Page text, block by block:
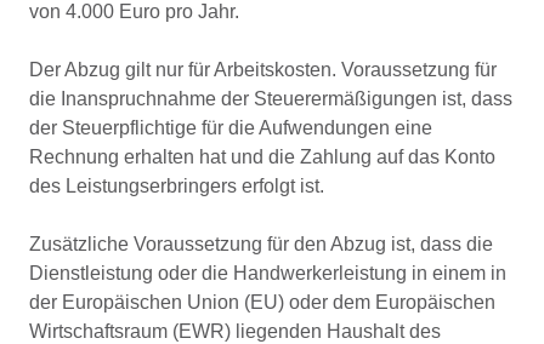
von 4.000 Euro pro Jahr.
Der Abzug gilt nur für Arbeitskosten. Voraussetzung für
die Inanspruchnahme der Steuerermäßigungen ist, dass
der Steuerpflichtige für die Aufwendungen eine
Rechnung erhalten hat und die Zahlung auf das Konto
des Leistungserbringers erfolgt ist.
Zusätzliche Voraussetzung für den Abzug ist, dass die
Dienstleistung oder die Handwerkerleistung in einem in
der Europäischen Union (EU) oder dem Europäischen
Wirtschaftsraum (EWR) liegenden Haushalt des